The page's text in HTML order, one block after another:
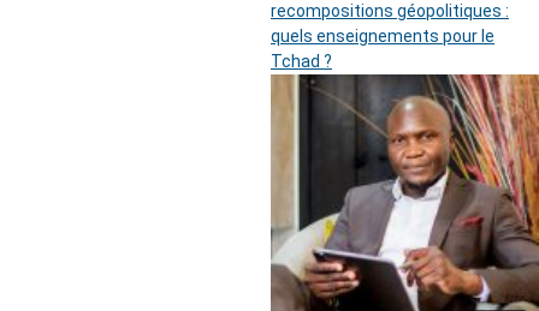
recompositions géopolitiques :
quels enseignements pour le
Tchad ?